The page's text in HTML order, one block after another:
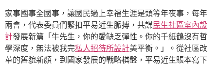
家事國事全國事，讓國民過上幸福生涯是頭等年夜事，每年
兩會，代表委員們緊扣平易近生脈搏，共謀民生社區室內設
計發展新篇「牛先生，你的愛缺乏彈性。你的千紙鶴沒有哲
學深度，無法被我完私人招待所設計美平衡。」。從社區改
革的舊貌新顏，到國家發展的戰略棋盤，平易近生賬本寫下